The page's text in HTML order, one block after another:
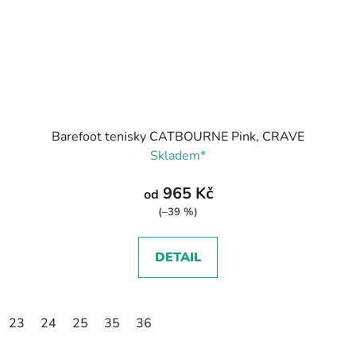
Barefoot tenisky CATBOURNE Pink, CRAVE
Skladem*
od 965 Kč
(–39 %)
DETAIL
23 24 25 35 36